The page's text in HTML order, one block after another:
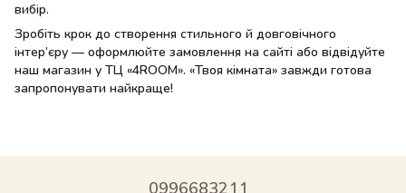
вибір.
Зробіть крок до створення стильного й довговічного
інтер’єру — оформлюйте замовлення на сайті або відвідуйте
наш магазин у ТЦ «4ROOM». «Твоя кімната» завжди готова
запропонувати найкраще!
0996683211